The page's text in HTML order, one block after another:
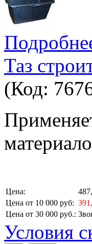
Таз
(Код:
Цена:
Цена от 10 000 руб:
Цена от 30 000 руб.:
Условия